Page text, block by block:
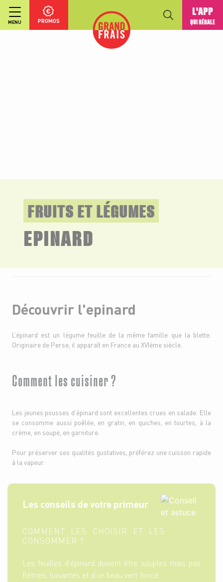
MENU PROMOS
L'APP
QUI RÉGALE
FRUITS ET LÉGUMES
EPINARD
Découvrir l'epinard
L’épinard est un légume feuille de la même famille que la blette.
Originaire de Perse, il apparaît en France au XVIème siècle.
Comment les cuisiner ?
Les jeunes pousses d’épinard sont excellentes crues en salade. Elle
se consomme aussi poêlée, en gratin, en quiches, en tourtes, à la
crème, en soupe, en garniture.
Pour préserver ses qualités gustatives, préférez une cuisson rapide
à la vapeur.
Les conseils de votre primeur
COMMENT LES CHOISIR ET LES
CONSOMMER ?
Les feuilles d’épinard doivent être souples mais pas
flétries, luisantes et d’un beau vert foncé.